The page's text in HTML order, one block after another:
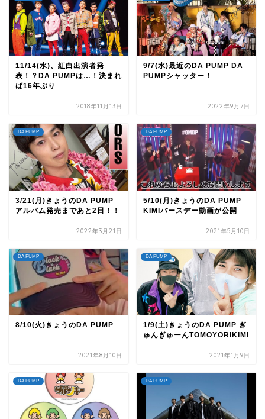
11/14(水)、紅白出演者発
表！？DA PUMPは…！決まれ
ば16年ぶり
2018年11月13日
9/7(水)最近のDA PUMP DA
PUMPシャッター！
2022年9月7日
DA PUMP
3/21(月)きょうのDA PUMP
アルバム発売まであと2日！！
2022年3月21日
DA PUMP
5/10(月)きょうのDA PUMP
KIMIバースデー動画が公開
2021年5月10日
DA PUMP
8/10(火)きょうのDA PUMP
2021年8月10日
DA PUMP
1/9(土)きょうのDA PUMP ぎ
ゅんぎゅーんTOMOYORIKIMI
2021年1月9日
DA PUMP DA PUMP